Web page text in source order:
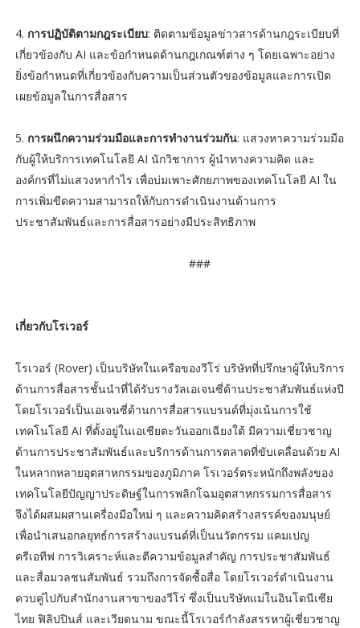
4. การปฏิบัติตามกฎระเบียบ: ติดตามข้อมูลข่าวสารด้านกฎระเบียบที่
เกี่ยวข้องกับ AI และข้อกำหนดด้านกฎเกณฑ์ต่าง ๆ โดยเฉพาะอย่าง
ยิ่งข้อกำหนดที่เกี่ยวข้องกับความเป็นส่วนตัวของข้อมูลและการเปิด
เผยข้อมูลในการสื่อสาร
5. การผนึกความร่วมมือและการทำงานร่วมกัน: แสวงหาความร่วมมือ
กับผู้ให้บริการเทคโนโลยี AI นักวิชาการ ผู้นำทางความคิด และ
องค์กรที่ไม่แสวงหากำไร เพื่อบ่มเพาะศักยภาพของเทคโนโลยี AI ใน
การเพิ่มขีดความสามารถให้กับการดำเนินงานด้านการ
ประชาสัมพันธ์และการสื่อสารอย่างมีประสิทธิภาพ
###
เกี่ยวกับโรเวอร์
โรเวอร์ (Rover) เป็นบริษัทในเครือของวีโร่ บริษัทที่ปรึกษาผู้ให้บริการ
ด้านการสื่อสารชั้นนำที่ได้รับรางวัลเอเจนซี่ด้านประชาสัมพันธ์แห่งปี
โดยโรเวอร์เป็นเอเจนซี่ด้านการสื่อสารแบรนด์ที่มุ่งเน้นการใช้
เทคโนโลยี AI ที่ตั้งอยู่ในเอเชียตะวันออกเฉียงใต้ มีความเชี่ยวชาญ
ด้านการประชาสัมพันธ์และบริการด้านการตลาดที่ขับเคลื่อนด้วย AI
ในหลากหลายอุตสาหกรรมของภูมิภาค โรเวอร์ตระหนักถึงพลังของ
เทคโนโลยีปัญญาประดิษฐ์ในการพลิกโฉมอุตสาหกรรมการสื่อสาร
จึงได้ผสมผสานเครื่องมือใหม่ ๆ และความคิดสร้างสรรค์ของมนุษย์
เพื่อนำเสนอกลยุทธ์การสร้างแบรนด์ที่เป็นนวัตกรรม แคมเปญ
ครีเอทีฟ การวิเคราะห์และตีความข้อมูลสำคัญ การประชาสัมพันธ์
และสื่อมวลชนสัมพันธ์ รวมถึงการจัดซื้อสื่อ โดยโรเวอร์ดำเนินงาน
ควบคู่ไปกับสำนักงานสาขาของวีโร่ ซึ่งเป็นบริษัทแม่ในอินโดนีเซีย
ไทย ฟิลิปปินส์ และเวียดนาม ขณะนี้โรเวอร์กำลังสรรหาผู้เชี่ยวชาญ